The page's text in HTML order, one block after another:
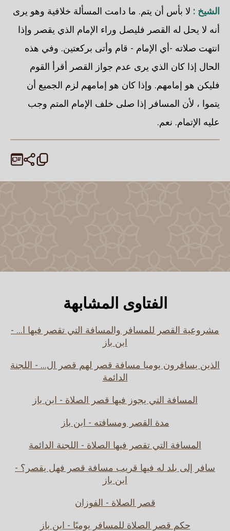
الشيخ : لا بأس أن يتم. ما دامت المسألة خلافية وهو يرى
أنه لا يحل له القصر فليصل وراء الإمام الذي يقصر وإذا
انتهت صلاته -أي الإمام - قام وأتى بركعتين. وفي هذه
الحال إذا كان الذي يرى عدم جواز القصر أقرأ القوم
فليكن هو إمامهم. وإذا كان هو إمامهم لزم الجميع أن
يتموا ، لأن المسافر إذا صلى خلف الإمام المتم وجب
عليه الإتمام. نعم.
الفتاوى المشابهة
مشروعية القصر للمسافر والمسافة التي تقصر فيها ا... -
ابن باز
الذين يسافرون يوميا مسافة قصر لهم قصر ال... - اللجنة
الدائمة
المسافة التي يجوز فيها قصر الصلاة - ابن باز
مدة القصر ومسافته - ابن باز
المسافة التي تقصر فيها الصلاة - اللجنة الدائمة
سافر إلى بلد له فيها قريب مسافة قصر فهل يقصر؟ -
ابن باز
قصر الصلاة - الفوزان
حكم قصر الصلاة للمسافر يوميًا - ابن باز